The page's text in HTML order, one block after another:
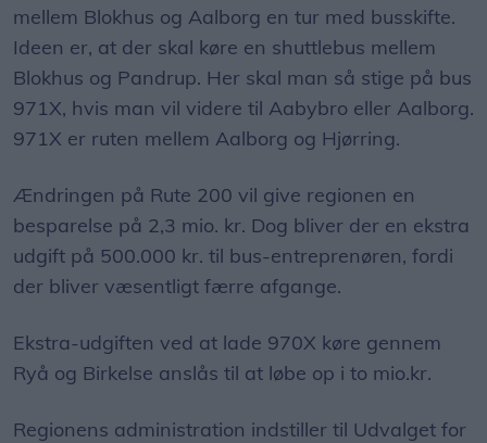
mellem Blokhus og Aalborg en tur med busskifte.
Ideen er, at der skal køre en shuttlebus mellem
Blokhus og Pandrup. Her skal man så stige på bus
971X, hvis man vil videre til Aabybro eller Aalborg.
971X er ruten mellem Aalborg og Hjørring.
Ændringen på Rute 200 vil give regionen en
besparelse på 2,3 mio. kr. Dog bliver der en ekstra
udgift på 500.000 kr. til bus-entreprenøren, fordi
der bliver væsentligt færre afgange.
Ekstra-udgiften ved at lade 970X køre gennem
Ryå og Birkelse anslås til at løbe op i to mio.kr.
Regionens administration indstiller til Udvalget for